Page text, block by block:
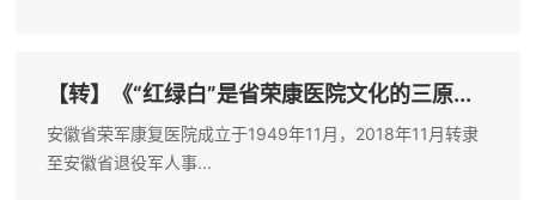
【转】《“红绿白”是省荣康医院文化的三原...
安徽省荣军康复医院成立于1949年11月，2018年11月转隶
至安徽省退役军人事...